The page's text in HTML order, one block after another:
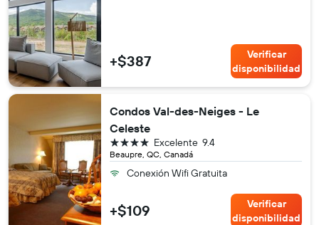
+$387
Verificar
disponibilidad
Condos Val-des-Neiges - Le
Celeste
Beaupre, QC, Canadá
9.4
Excelente
4 estrellas
Conexión Wifi Gratuita
+$109
Verificar
disponibilidad